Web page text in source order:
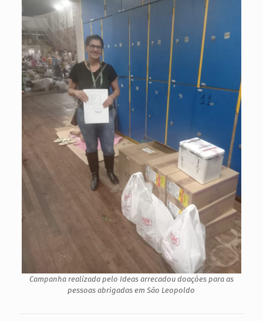
Campanha realizada pelo Ideas arrecadou doações para as
pessoas abrigadas em São Leopoldo